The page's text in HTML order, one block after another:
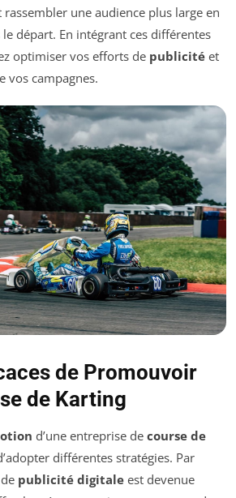
une audience plus large en
départ. En intégrant ces différentes
optimiser vos efforts de publicité et
vos campagnes.
de Promouvoir
de Karting
d’une entreprise de course de
différentes stratégies. Par
publicité digitale est devenue